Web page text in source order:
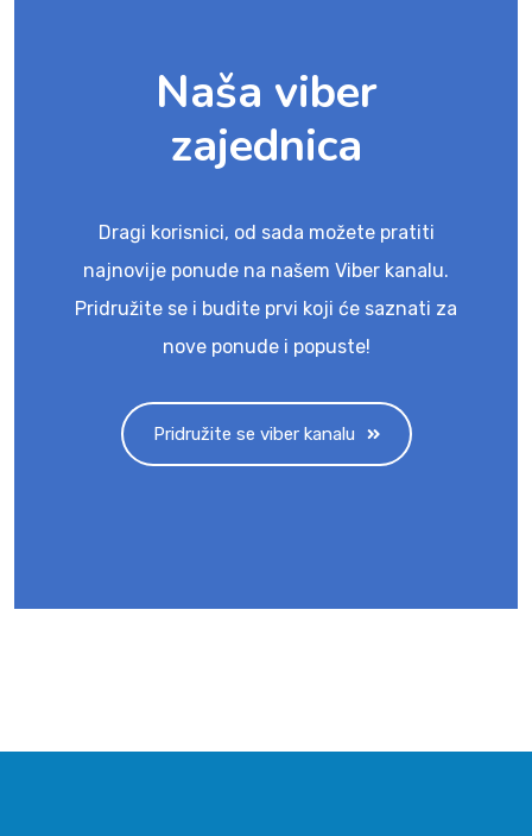
Naša viber
zajednica
Dragi korisnici, od sada možete pratiti
najnovije ponude na našem Viber kanalu.
Pridružite se i budite prvi koji će saznati za
nove ponude i popuste!
Pridružite se viber kanalu